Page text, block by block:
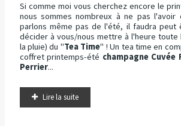
Si comme moi vous cherchez encore le
nous sommes nombreux à ne pas l'avoir
parlons même pas de l'été, il faudra peut
décider à vous/nous mettre à l'heure
la pluie) du "Tea Time" ! Un tea time en
coffret printemps-été champagne Cuvée
Perrier...
Lire la suite